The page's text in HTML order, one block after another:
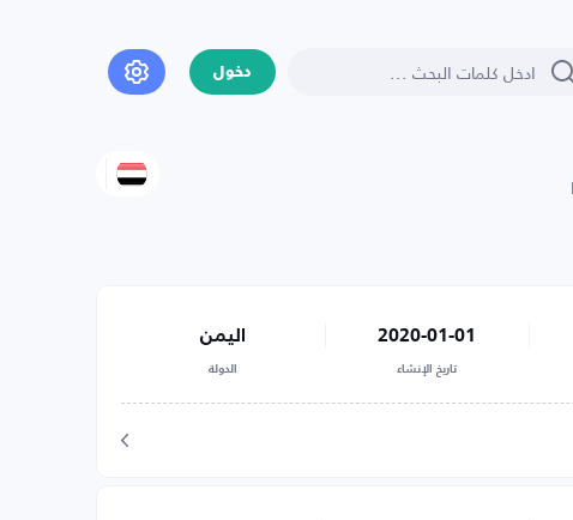
دخول
2020-01-01
تاريخ الإنشاء
اليمن
الدولة